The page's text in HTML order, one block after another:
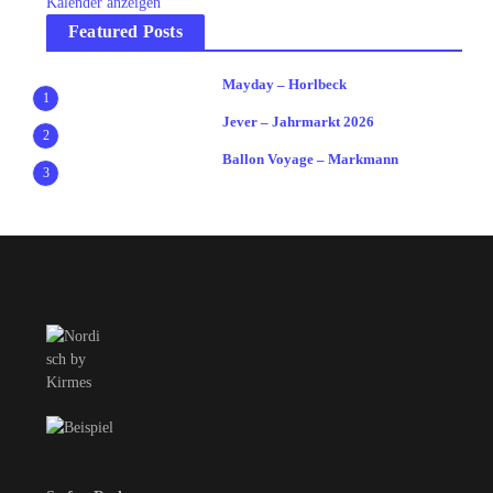
Featured Posts
1
Mayday – Horlbeck
2
Jever – Jahrmarkt 2026
3
Ballon Voyage – Markmann